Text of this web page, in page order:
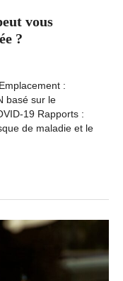
vous
?
:
basé sur le
19 Rapports :
de maladie et le